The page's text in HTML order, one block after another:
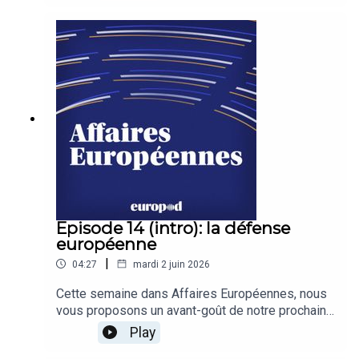
trois parties la semaine prochaine, nous vous
invitons à écouter un épisode du Brief Européen
consacré à la Pologne. Bonne écoute.
Episode 14 (intro): la défense
européenne
04:27 | mardi 2 juin 2026
Cette semaine dans Affaires Européennes, nous
vous proposons un avant-goût de notre prochaine
série consacrée aux questions de défense. Avant
de découvrir notre entretien en trois parties la
Play